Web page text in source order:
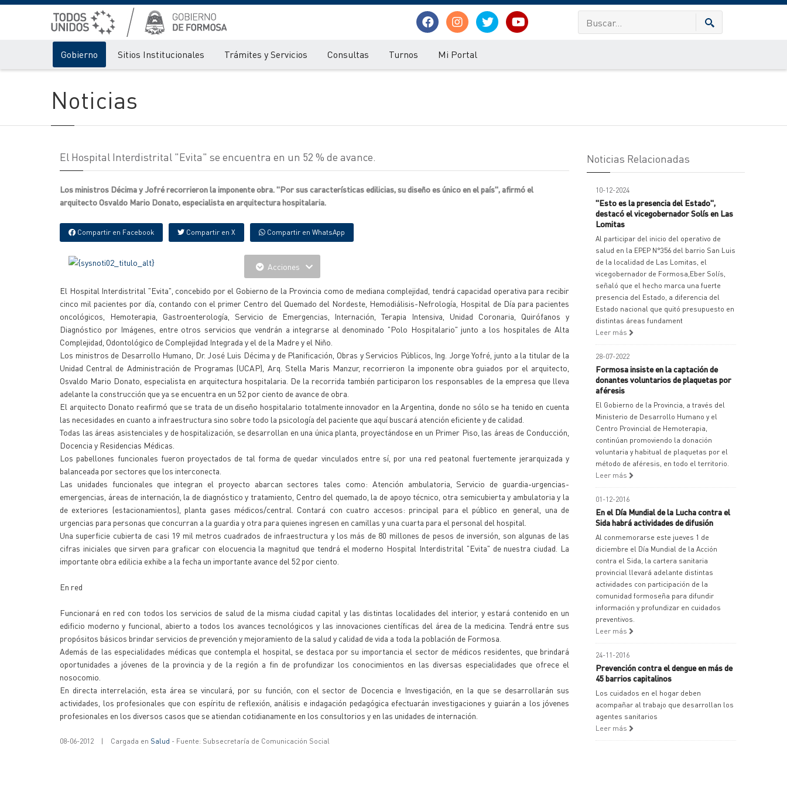
Gobierno Sitios Institucionales Trámites y Servicios Consultas Turnos Mi Portal
Noticias
El Hospital Interdistrital "Evita" se encuentra en un 52 % de avance.
Los ministros Décima y Jofré recorrieron la imponente obra. "Por sus características edilicias, su diseño es único en el país", afirmó el
arquitecto Osvaldo Mario Donato, especialista en arquitectura hospitalaria.
Compartir en Facebook Compartir en X Compartir en WhatsApp
Acciones
El Hospital Interdistrital "Evita", concebido por el Gobierno de la Provincia como de mediana complejidad, tendrá capacidad operativa para recibir
cinco mil pacientes por día, contando con el primer Centro del Quemado del Nordeste, Hemodiálisis-Nefrología, Hospital de Día para pacientes
oncológicos, Hemoterapia, Gastroenterología, Servicio de Emergencias, Internación, Terapia Intensiva, Unidad Coronaria, Quirófanos y
Diagnóstico por Imágenes, entre otros servicios que vendrán a integrarse al denominado "Polo Hospitalario" junto a los hospitales de Alta
Complejidad, Odontológico de Complejidad Integrada y el de la Madre y el Niño.
Los ministros de Desarrollo Humano, Dr. José Luis Décima y de Planificación, Obras y Servicios Públicos, Ing. Jorge Yofré, junto a la titular de la
Unidad Central de Administración de Programas (UCAP), Arq. Stella Maris Manzur, recorrieron la imponente obra guiados por el arquitecto,
Osvaldo Mario Donato, especialista en arquitectura hospitalaria. De la recorrida también participaron los responsables de la empresa que lleva
adelante la construcción que ya se encuentra en un 52 por ciento de avance de obra.
El arquitecto Donato reafirmó que se trata de un diseño hospitalario totalmente innovador en la Argentina, donde no sólo se ha tenido en cuenta
las necesidades en cuanto a infraestructura sino sobre todo la psicología del paciente que aquí buscará atención eficiente y de calidad.
Todas las áreas asistenciales y de hospitalización, se desarrollan en una única planta, proyectándose en un Primer Piso, las áreas de Conducción,
Docencia y Residencias Médicas.
Los pabellones funcionales fueron proyectados de tal forma de quedar vinculados entre sí, por una red peatonal fuertemente jerarquizada y
balanceada por sectores que los interconecta.
Las unidades funcionales que integran el proyecto abarcan sectores tales como: Atención ambulatoria, Servicio de guardia-urgencias-
emergencias, áreas de internación, la de diagnóstico y tratamiento, Centro del quemado, la de apoyo técnico, otra semicubierta y ambulatoria y la
de exteriores (estacionamientos), planta gases médicos/central. Contará con cuatro accesos: principal para el público en general, una de
urgencias para personas que concurran a la guardia y otra para quienes ingresen en camillas y una cuarta para el personal del hospital.
Una superficie cubierta de casi 19 mil metros cuadrados de infraestructura y los más de 80 millones de pesos de inversión, son algunas de las
cifras iniciales que sirven para graficar con elocuencia la magnitud que tendrá el moderno Hospital Interdistrital "Evita" de nuestra ciudad. La
importante obra edilicia exhibe a la fecha un importante avance del 52 por ciento.
En red
Funcionará en red con todos los servicios de salud de la misma ciudad capital y las distintas localidades del interior, y estará contenido en un
edificio moderno y funcional, abierto a todos los avances tecnológicos y las innovaciones científicas del área de la medicina. Tendrá entre sus
propósitos básicos brindar servicios de prevención y mejoramiento de la salud y calidad de vida a toda la población de Formosa.
Además de las especialidades médicas que contempla el hospital, se destaca por su importancia el sector de médicos residentes, que brindará
oportunidades a jóvenes de la provincia y de la región a fin de profundizar los conocimientos en las diversas especialidades que ofrece el
nosocomio.
En directa interrelación, esta área se vinculará, por su función, con el sector de Docencia e Investigación, en la que se desarrollarán sus
actividades, los profesionales que con espíritu de reflexión, análisis e indagación pedagógica efectuarán investigaciones y guiarán a los jóvenes
profesionales en los diversos casos que se atiendan cotidianamente en los consultorios y en las unidades de internación.
08-06-2012 | Cargada en Salud - Fuente: Subsecretaría de Comunicación Social
Noticias Relacionadas
10-12-2024
"Esto es la presencia del Estado",
destacó el vicegobernador Solís en Las
Lomitas
Al participar del inicio del operativo de
salud en la EPEP N°356 del barrio San Luis
de la localidad de Las Lomitas, el
vicegobernador de Formosa,Eber Solís,
señaló que el hecho marca una fuerte
presencia del Estado, a diferencia del
Estado nacional que quitó presupuesto en
distintas áreas fundament
Leer más
28-07-2022
Formosa insiste en la captación de
donantes voluntarios de plaquetas por
aféresis
El Gobierno de la Provincia, a través del
Ministerio de Desarrollo Humano y el
Centro Provincial de Hemoterapia,
continúan promoviendo la donación
voluntaria y habitual de plaquetas por el
método de aféresis, en todo el territorio.
Leer más
01-12-2016
En el Día Mundial de la Lucha contra el
Sida habrá actividades de difusión
Al conmemorarse este jueves 1 de
diciembre el Día Mundial de la Acción
contra el Sida, la cartera sanitaria
provincial llevará adelante distintas
actividades con participación de la
comunidad formoseña para difundir
información y profundizar en cuidados
preventivos.
Leer más
24-11-2016
Prevención contra el dengue en más de
45 barrios capitalinos
Los cuidados en el hogar deben
acompañar al trabajo que desarrollan los
agentes sanitarios
Leer más